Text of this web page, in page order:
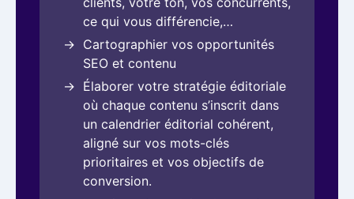
ce qui vous différencie,…
Cartographier vos opportunités
SEO et contenu
Élaborer votre stratégie éditoriale
où chaque contenu s’inscrit dans
un calendrier éditorial cohérent,
aligné sur vos mots-clés
prioritaires et vos objectifs de
conversion.